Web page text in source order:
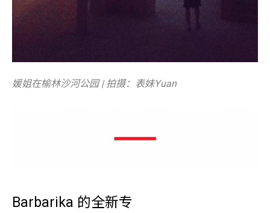
媛姐在榆林沙河公园 | 拍摄：表妹Yuan
Barbarika 的全新专